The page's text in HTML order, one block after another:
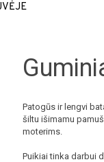
Patogūs ir lengvi
šiltu išimamu
moterims.
Puikiai tinka darbui